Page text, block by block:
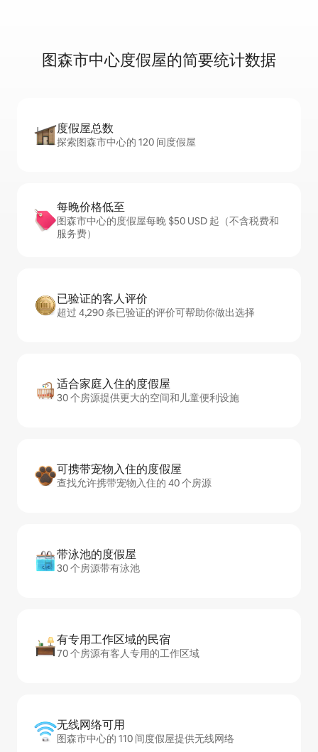
图森市中心度假屋的简要统计数据
度假屋总数
探索图森市中心的 120 间度假屋
每晚价格低至
图森市中心的度假屋每晚 $50 USD 起（不含税费和
服务费）
已验证的客人评价
超过 4,290 条已验证的评价可帮助你做出选择
适合家庭入住的度假屋
30 个房源提供更大的空间和儿童便利设施
可携带宠物入住的度假屋
查找允许携带宠物入住的 40 个房源
带泳池的度假屋
30 个房源带有泳池
有专用工作区域的民宿
70 个房源有客人专用的工作区域
无线网络可用
图森市中心的 110 间度假屋提供无线网络